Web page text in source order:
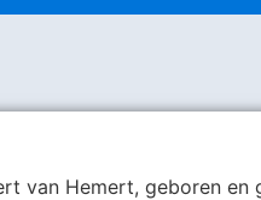
van Hemert, geboren